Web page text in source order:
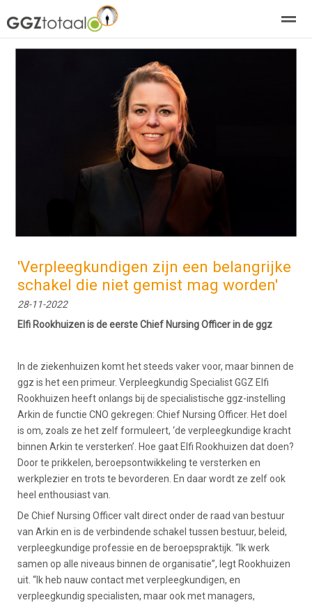
Nieuws Zoeken
'Verpleegkundigen zijn een belangrijke
schakel die niet gemist mag worden'
28-11-2022
Elfi Rookhuizen is de eerste Chief Nursing Officer in de ggz
In de ziekenhuizen komt het steeds vaker voor, maar binnen de
ggz is het een primeur. Verpleegkundig Specialist GGZ Elfi
Rookhuizen heeft onlangs bij de specialistische ggz-instelling
Arkin de functie CNO gekregen: Chief Nursing Officer. Het doel
is om, zoals ze het zelf formuleert, ‘de verpleegkundige kracht
binnen Arkin te versterken’. Hoe gaat Elfi Rookhuizen dat doen?
Door te prikkelen, beroepsontwikkeling te versterken en
werkplezier en trots te bevorderen. En daar wordt ze zelf ook
heel enthousiast van.
De Chief Nursing Officer valt direct onder de raad van bestuur
van Arkin en is de verbindende schakel tussen bestuur, beleid,
verpleegkundige professie en de beroepspraktijk. “Ik werk
samen op alle niveaus binnen de organisatie”, legt Rookhuizen
uit. “Ik heb nauw contact met verpleegkundigen, en
verpleegkundig specialisten, maar ook met managers,